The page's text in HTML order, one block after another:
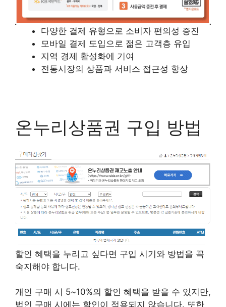
다양한 결제 유형으로 소비자 편의성 증진
모바일 결제 도입으로 젊은 고객층 유입
지역 경제 활성화에 기여
전통시장의 상품과 서비스 접근성 향상
온누리상품권 구입 방법
할인 혜택을 누리고 싶다면 구입 시기와 방법을 꼭
숙지해야 합니다.
개인 구매 시 5~10%의 할인 혜택을 받을 수 있지만,
법인 구매 시에는 할인이 적용되지 않습니다. 또한